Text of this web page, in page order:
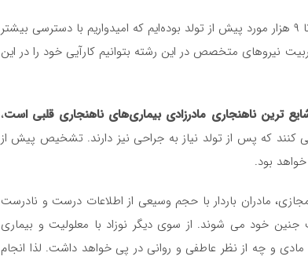
وی افزود: از کل این موارد تا به حال قادر به تشخیص ۸ تا ۹ هزار مورد پیش از تولد بوده‌ایم که امیدواریم با دسترسی بیشتر
نیروهای متخصص در این رشته بتوانیم کارآیی خود را در این
ترین ناهنجاری مادرزادی بیماری‌های ناهنجاری قلبی است،
می کنند که پس از تولد نیاز به جراحی نیز دارند. تشخیص پیش از
بود.
مادران باردار با حجم وسیعی از اطلاعات درست و نادرست
خود می شوند. از سوی دیگر نوزاد با معلولیت و بیماری
مادی و چه از نظر عاطفی و روانی در پی خواهد داشت. لذا انجام